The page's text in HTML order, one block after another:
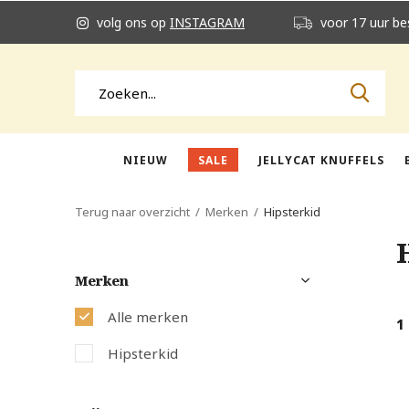
NIEUW SALE JELLYCAT KNUFFELS
volg ons op INSTAGRAM voor 17 uur
Terug naar overzicht Merken Hipsterkid
1
Merken
Alle merken
Hipsterkid